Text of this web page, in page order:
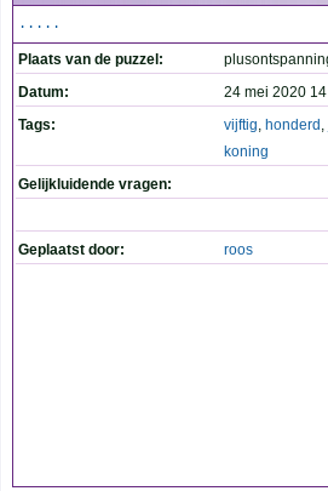
.....
Plaats van de puzzel:
Datum:
24 mei 2020
Tags:
vijftig, honderd ,
koning
Gelijkluidende vragen:
Geplaatst door: roos